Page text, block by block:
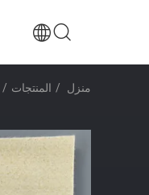
منزل / المنتجات /